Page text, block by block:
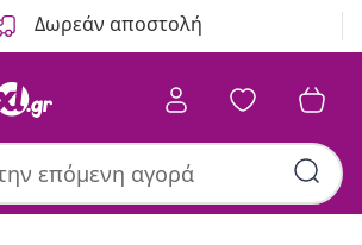
Δωρεάν αποστολή